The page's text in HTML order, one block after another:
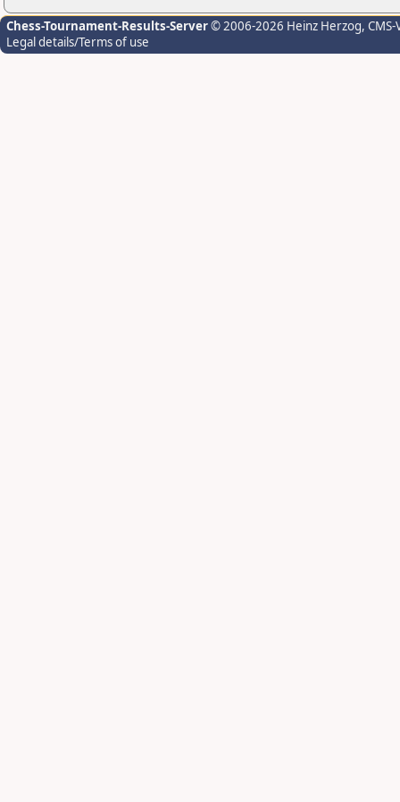
Chess-Tournament-Results-Server© 2006-2026 Heinz Herzog,
Legal details/Terms of use